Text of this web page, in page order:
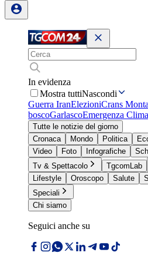
In evidenza
Mostra tuttiNascondi
Guerra IranElezioniCrans
boscoGarlascoEmergenza Clima
Tutte le notizie del giorno
Cronaca
Mondo Politica
Video
Foto Infografiche
Tv & Spettacolo
TgcomLab
Lifestyle
Oroscopo Salute
Speciali
Chi siamo
Seguici anche su